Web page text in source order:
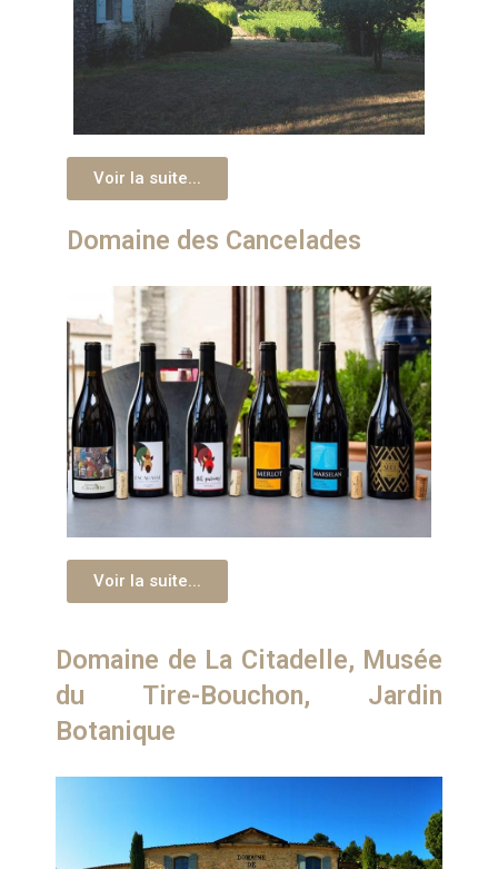
Voir la suite...
Domaine des Cancelades
Voir la suite...
Domaine de La Citadelle, Musée
du Tire-Bouchon, Jardin
Botanique